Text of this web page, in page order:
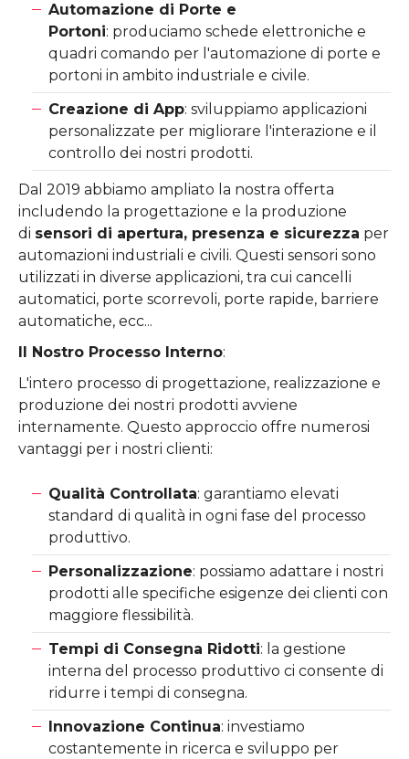
Automazione di Porte e
Portoni: produciamo schede elettroniche e
quadri comando per l'automazione di porte e
portoni in ambito industriale e civile.
Creazione di App: sviluppiamo applicazioni
personalizzate per migliorare l'interazione e il
controllo dei nostri prodotti.
Dal 2019 abbiamo ampliato la nostra offerta
includendo la progettazione e la produzione
di sensori di apertura, presenza e sicurezza per
automazioni industriali e civili. Questi sensori sono
utilizzati in diverse applicazioni, tra cui cancelli
automatici, porte scorrevoli, porte rapide, barriere
automatiche, ecc...
Il Nostro Processo Interno:
L'intero processo di progettazione, realizzazione e
produzione dei nostri prodotti avviene
internamente. Questo approccio offre numerosi
vantaggi per i nostri clienti:
Qualità Controllata: garantiamo elevati
standard di qualità in ogni fase del processo
produttivo.
Personalizzazione: possiamo adattare i nostri
prodotti alle specifiche esigenze dei clienti con
maggiore flessibilità.
Tempi di Consegna Ridotti: la gestione
interna del processo produttivo ci consente di
ridurre i tempi di consegna.
Innovazione Continua: investiamo
costantemente in ricerca e sviluppo per